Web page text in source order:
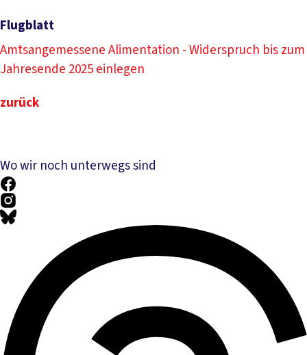
Flugblatt
Amtsangemessene Alimentation - Widerspruch bis zum
Jahresende 2025 einlegen
zurück
Wo wir noch unterwegs sind